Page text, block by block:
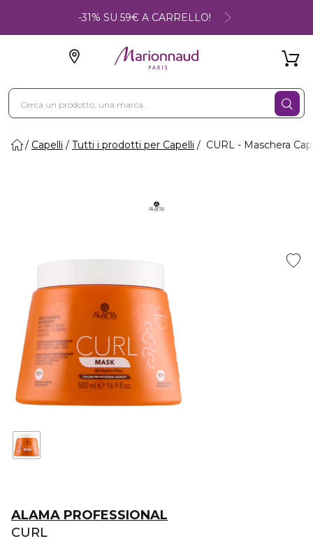
-31% SU 59€ A CARRELLO!
Capelli Tutti i prodotti per Capelli CURL - Maschera
ALAMA PROFESSIONAL
CURL